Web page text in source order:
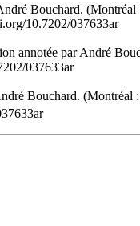
Bouchard.
10.7202/037633ar
annotée par André
037633ar
Bouchard. (Montréal